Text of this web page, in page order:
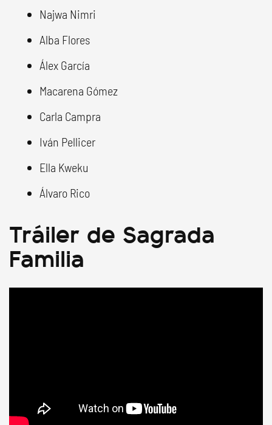
Najwa Nimri
Alba Flores
Álex García
Macarena Gómez
Carla Campra
Iván Pellicer
Ella Kweku
Álvaro Rico
Tráiler de Sagrada
Familia